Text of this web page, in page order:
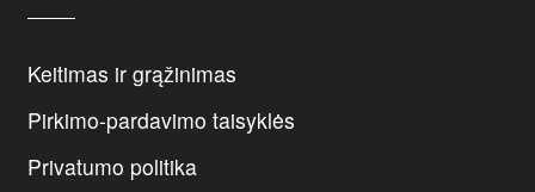
Keitimas ir grąžinimas
Pirkimo-pardavimo taisyklės
Privatumo politika